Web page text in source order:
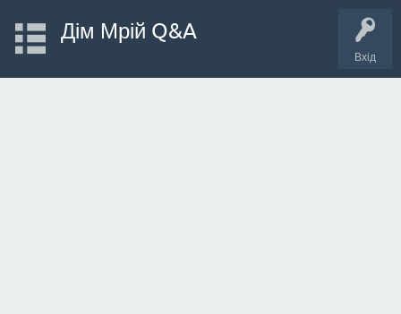
Вхід
Дім Мрій Q&A